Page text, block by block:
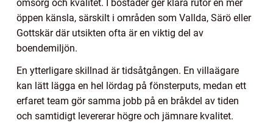
omsorg och kvalitet. I bostäder ger klara rutor en mer
öppen känsla, särskilt i områden som Vallda, Särö eller
Gottskär där utsikten ofta är en viktig del av
boendemiljön.
En ytterligare skillnad är tidsåtgången. En villaägare
kan lätt lägga en hel lördag på fönsterputs, medan ett
erfaret team gör samma jobb på en bråkdel av tiden
och samtidigt levererar högre och jämnare kvalitet.